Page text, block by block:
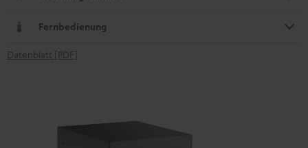
Fernbedienung
Datenblatt [PDF]